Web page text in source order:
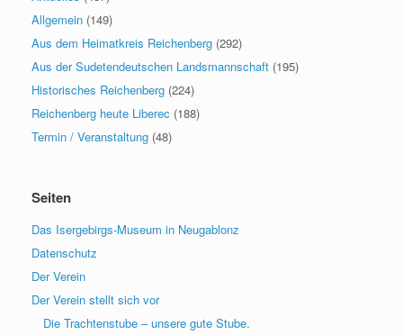
Allgemein (149)
Aus dem Heimatkreis Reichenberg (292)
Aus der Sudetendeutschen Landsmannschaft (195)
Historisches Reichenberg (224)
Reichenberg heute Liberec (188)
Termin / Veranstaltung (48)
Seiten
Das Isergebirgs-Museum in Neugablonz
Datenschutz
Der Verein
Der Verein stellt sich vor
Die Trachtenstube – unsere gute Stube.